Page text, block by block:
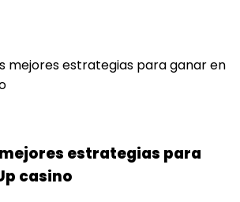
mejores estrategias para ganar en
estrategias para
casino